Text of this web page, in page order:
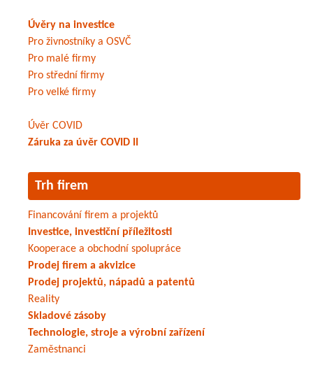
Úvěry na investice
Pro živnostníky a OSVČ
Pro malé firmy
Pro střední firmy
Pro velké firmy
Úvěr COVID
Záruka za úvěr COVID II
Trh firem
Financování firem a projektů
Investice, investiční příležitosti
Kooperace a obchodní spolupráce
Prodej firem a akvizice
Prodej projektů, nápadů a patentů
Reality
Skladové zásoby
Technologie, stroje a výrobní zařízení
Zaměstnanci